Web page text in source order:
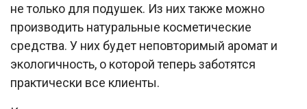
не только для подушек. Из них также можно
производить натуральные косметические
средства. У них будет неповторимый аромат и
экологичность, о которой теперь заботятся
практически все клиенты.